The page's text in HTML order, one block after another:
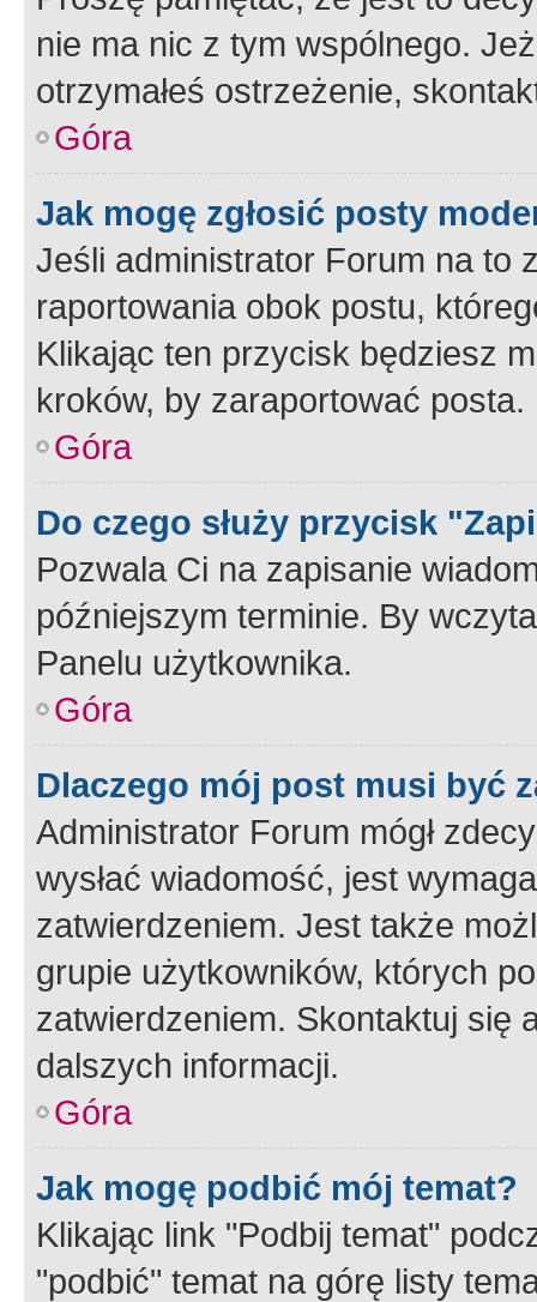
nie ma nic z tym wspólnego.
otrzymałeś ostrzeżenie,
Góra
Jak mogę zgłosić posty
Jeśli administrator Forum na to
raportowania obok postu,
Klikając ten przycisk będziesz
kroków, by zaraportować posta.
Góra
Do czego służy przycisk
Pozwala Ci na zapisanie
późniejszym terminie. By
Panelu użytkownika.
Góra
Dlaczego mój post musi być
Administrator Forum mógł
wysłać wiadomość, jest
zatwierdzeniem. Jest także
grupie użytkowników, których
zatwierdzeniem. Skontaktuj się
dalszych informacji.
Góra
Jak mogę podbić mój temat?
Klikając link "Podbij temat"
"podbić" temat na górę listy